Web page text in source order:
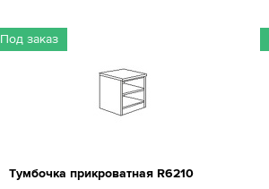
Под заказ
Тумбочка прикроватная R6210